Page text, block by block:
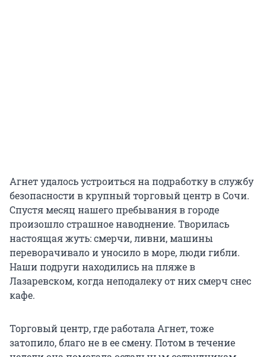
Агнет удалось устроиться на подработку в службу
безопасности в крупный торговый центр в Сочи.
Спустя месяц нашего пребывания в городе
произошло страшное наводнение. Творилась
настоящая жуть: смерчи, ливни, машины
переворачивало и уносило в море, люди гибли.
Наши подруги находились на пляже в
Лазаревском, когда неподалеку от них смерч снес
кафе.
Торговый центр, где работала Агнет, тоже
затопило, благо не в ее смену. Потом в течение